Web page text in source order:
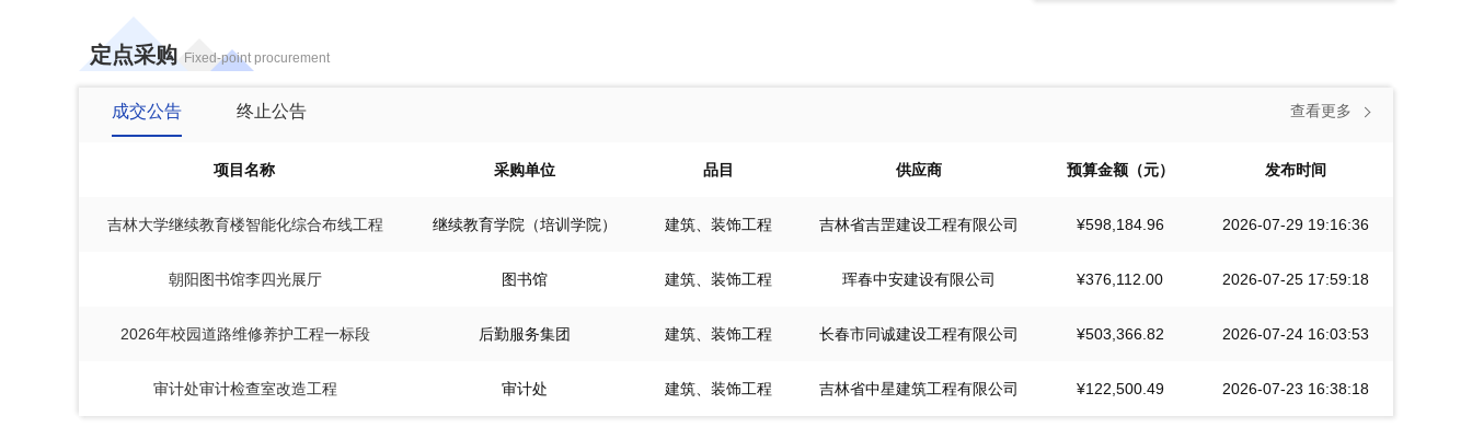
定点采购 Fixed-point procurement
成交公告 终止公告 查看更多
项目名称 采购单位 品目 供应商 预算金额（元） 发布时间
吉林大学继续教育楼智能化综合布线工程 继续教育学院（培训学院） 建筑、装饰工程 吉林省吉罡建设工程有限公司 ¥598,184.96 2026-07-29 19:16:36
朝阳图书馆李四光展厅 图书馆 建筑、装饰工程 珲春中安建设有限公司 ¥376,112.00 2026-07-25 17:59:18
2026年校园道路维修养护工程一标段 后勤服务集团 建筑、装饰工程 长春市同诚建设工程有限公司 ¥503,366.82 2026-07-24 16:03:53
审计处审计检查室改造工程 审计处 建筑、装饰工程 吉林省中星建筑工程有限公司 ¥122,500.49 2026-07-23 16:38:18